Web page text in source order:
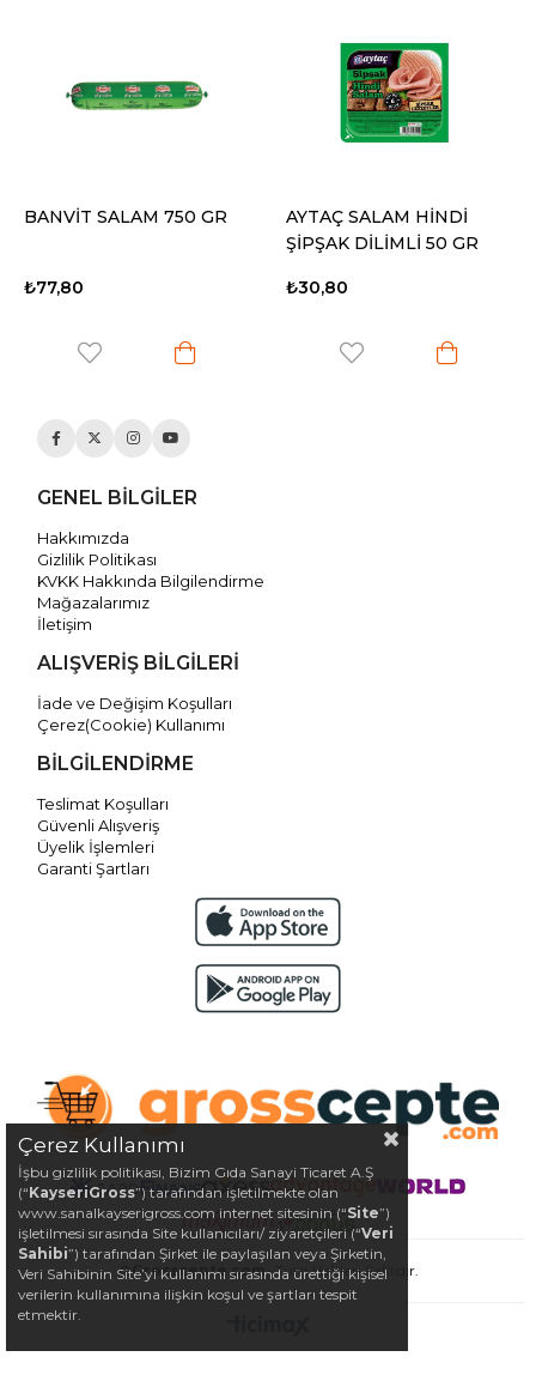
BANVİT SALAM 750 GR
₺77,80
AYTAÇ SALAM HİNDİ
ŞİPŞAK DİLİMLİ 50 GR
₺30,80
GENEL BİLGİLER
Hakkımızda
Gizlilik Politikası
KVKK Hakkında Bilgilendirme
Mağazalarımız
İletişim
ALIŞVERİŞ BİLGİLERİ
İade ve Değişim Koşulları
Çerez(Cookie) Kullanımı
BİLGİLENDİRME
Teslimat Koşulları
Güvenli Alışveriş
Üyelik İşlemleri
Garanti Şartları
©Grosscepte.com- Tüm Hakları Saklıdır.
Çerez Kullanımı
İşbu gizlilik politikası, Bizim Gıda Sanayi Ticaret A.Ş
(“KayseriGross”) tarafından işletilmekte olan
www.sanalkayserigross.com internet sitesinin (“Site”)
işletilmesi sırasında Site kullanıcıları/ ziyaretçileri (“Veri
Sahibi”) tarafından Şirket ile paylaşılan veya Şirketin,
Veri Sahibinin Site’yi kullanımı sırasında ürettiği kişisel
verilerin kullanımına ilişkin koşul ve şartları tespit
etmektir.